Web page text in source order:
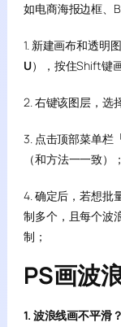
如电商海报边框、
1. 新建画布和透明
U），按住Shift键
2. 右键该图层，选
3. 点击顶部菜单栏
（和方法一一致）；
4. 确定后，若想批
制多个，且每个波
制；
PS画波
1. 波浪线画不平滑？